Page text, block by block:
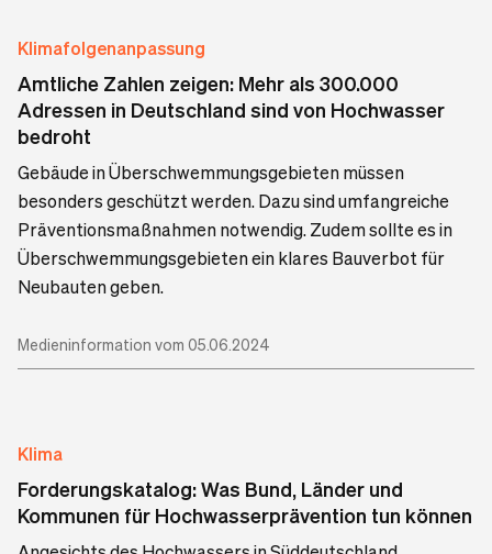
Klimafolgenanpassung
Amtliche Zahlen zeigen: Mehr als 300.000
Adressen in Deutschland sind von Hochwasser
bedroht
Gebäude in Überschwemmungsgebieten müssen
besonders geschützt werden. Dazu sind umfangreiche
Präventionsmaßnahmen notwendig. Zudem sollte es in
Überschwemmungsgebieten ein klares Bauverbot für
Neubauten geben.
Medieninformation vom 05.06.2024
Klima
Forderungskatalog: Was Bund, Länder und
Kommunen für Hochwasserprävention tun können